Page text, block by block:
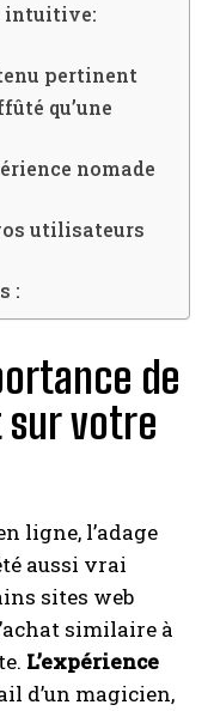
intuitive:
pertinent
qu’une
nomade
utilisateurs
:
de
sur votre
ligne, l’adage
aussi vrai
sites web
similaire à
L’expérience
d’un magicien,